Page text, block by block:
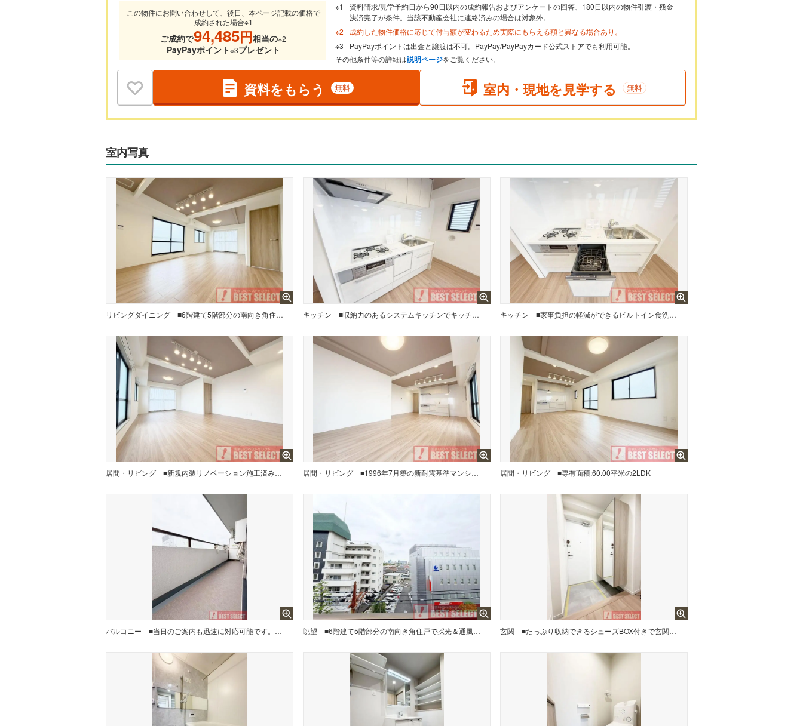
この物件にお問い合わせして、後日、本ページ記載の価格で
成約された場合※1
ご成約で94,485円相当の※2
PayPayポイント※3プレゼント
資料請求/見学予約日から90日以内の成約報告およびアンケートの回答、180日以内の物件引渡・残金
決済完了が条件。当該不動産会社に連絡済みの場合は対象外。
成約した物件価格に応じて付与額が変わるため実際にもらえる額と異なる場合あり。
PayPayポイントは出金と譲渡は不可。PayPay/PayPayカード公式ストアでも利用可能。
その他条件等の詳細は説明ページをご覧ください。
資料をもらう 無料 室内・現地を見学する 無料
室内写真
リビングダイニング ■6階建て5階部分の南向き角住戸で採光＆通風良好■専有面積:60.00平米の2LDK キッチン ■収納力のあるシステムキッチンでキッチン廻りもスッキリ キッチン ■家事負担の軽減ができるビルトイン食洗機付きシステムキッチン
居間・リビング ■新規内装リノベーション施工済みでキレイなお住まい 居間・リビング ■1996年7月築の新耐震基準マンション（総戸数23戸） 居間・リビング ■専有面積:60.00平米の2LDK
バルコニー ■当日のご案内も迅速に対応可能です。お気軽にお申し付け下さい。 眺望 ■6階建て5階部分の南向き角住戸で採光＆通風良好 玄関 ■たっぷり収納できるシューズBOX付きで玄関回りがスッキリ片付きます